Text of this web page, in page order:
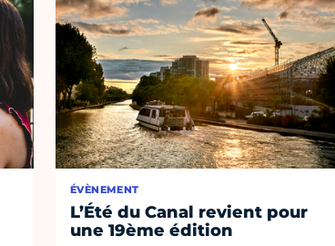
ÉVÈNEMENT
L’Été du Canal revient pour
une 19ème édition